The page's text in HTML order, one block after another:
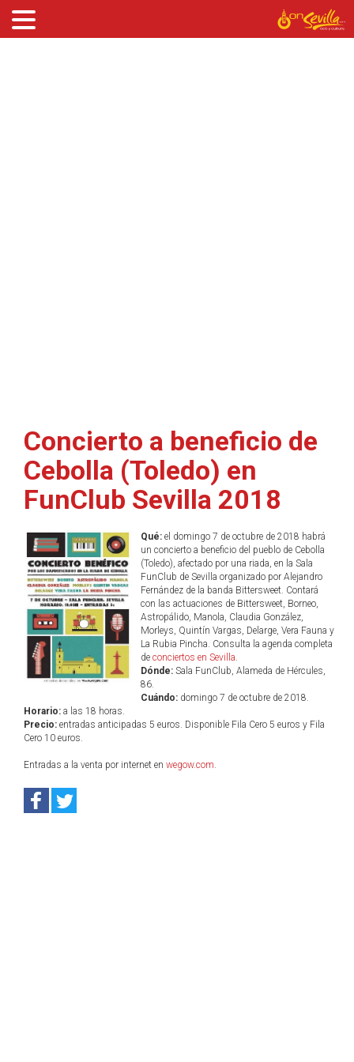
Concierto a beneficio de
Cebolla (Toledo) en
FunClub Sevilla 2018
Qué:el domingo 7 de octubre de 2018 habrá
un concierto a beneficio del pueblo de Cebolla
(Toledo), afectado por una riada, en la Sala
FunClub de Sevilla organizado por Alejandro
Fernández de la banda Bittersweet. Contará
con las actuaciones de Bittersweet, Borneo,
Astropálido, Manola, Claudia González,
Morleys, Quintín Vargas, Delarge, Vera Fauna y
La Rubia Pincha. Consulta la agenda completa
de conciertos en Sevilla.
Dónde:Sala FunClub, Alameda de Hércules,
86.
Cuándo:domingo 7 de octubre de 2018.
Horario: a las 18 horas.
Precio: entradas anticipadas 5 euros. Disponible Fila Cero 5 euros y Fila
Cero 10 euros.
Entradas a la venta por internet en wegow.com.